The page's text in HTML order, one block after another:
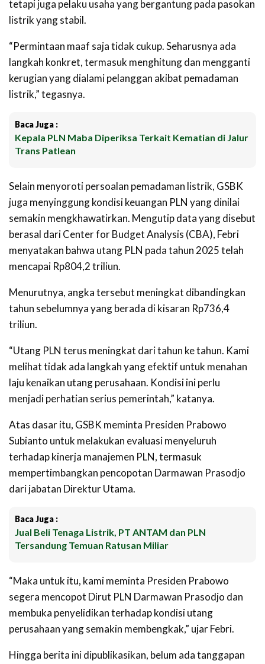
tetapi juga pelaku usaha yang bergantung pada pasokan
listrik yang stabil.
“Permintaan maaf saja tidak cukup. Seharusnya ada
langkah konkret, termasuk menghitung dan mengganti
kerugian yang dialami pelanggan akibat pemadaman
listrik,” tegasnya.
Baca Juga :
Kepala PLN Maba Diperiksa Terkait Kematian di Jalur
Trans Patlean
Selain menyoroti persoalan pemadaman listrik, GSBK
juga menyinggung kondisi keuangan PLN yang dinilai
semakin mengkhawatirkan. Mengutip data yang disebut
berasal dari Center for Budget Analysis (CBA), Febri
menyatakan bahwa utang PLN pada tahun 2025 telah
mencapai Rp804,2 triliun.
Menurutnya, angka tersebut meningkat dibandingkan
tahun sebelumnya yang berada di kisaran Rp736,4
triliun.
“Utang PLN terus meningkat dari tahun ke tahun. Kami
melihat tidak ada langkah yang efektif untuk menahan
laju kenaikan utang perusahaan. Kondisi ini perlu
menjadi perhatian serius pemerintah,” katanya.
Atas dasar itu, GSBK meminta Presiden Prabowo
Subianto untuk melakukan evaluasi menyeluruh
terhadap kinerja manajemen PLN, termasuk
mempertimbangkan pencopotan Darmawan Prasodjo
dari jabatan Direktur Utama.
Baca Juga :
Jual Beli Tenaga Listrik, PT ANTAM dan PLN
Tersandung Temuan Ratusan Miliar
“Maka untuk itu, kami meminta Presiden Prabowo
segera mencopot Dirut PLN Darmawan Prasodjo dan
membuka penyelidikan terhadap kondisi utang
perusahaan yang semakin membengkak,” ujar Febri.
Hingga berita ini dipublikasikan, belum ada tanggapan